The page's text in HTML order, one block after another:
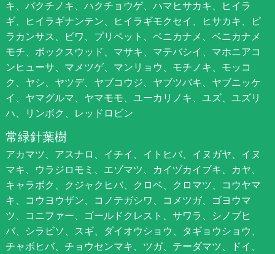
キ、バクチノキ、ハクチョウゲ、ハマヒサカキ、ヒイラ
ギ、ヒイラギナンテン、ヒイラギモクセイ、ヒサカキ、ピ
ラカンサス、ビワ、プリペット、ベニカナメ、ベニカナメ
モチ、ボックスウッド、マサキ、マテバシイ、マホニアコ
ンヒューサ、マメツゲ、マンリョウ、モチノキ、モッコ
ク、ヤシ、ヤツデ、ヤブコウジ、ヤブツバキ、ヤブニッケ
イ、ヤマグルマ、ヤマモモ、ユーカリノキ、ユズ、ユズリ
ハ、リンボク、レッドロビン
常緑針葉樹
アカマツ、アスナロ、イチイ、イトヒバ、イヌガヤ、イヌ
マキ、ウラジロモミ、エゾマツ、カイヅカイブキ、カヤ、
キャラボク、クジャクヒバ、クロベ、クロマツ、コウヤマ
キ、コウヨウザン、コノテガシワ、コメツガ、ゴヨウマ
ツ、コニファー、ゴールドクレスト、サワラ、シノブヒ
バ、シラビソ、スギ、ダイオウショウ、タギョウショウ、
チャボヒバ、チョウセンマキ、ツガ、テーダマツ、ドイ、